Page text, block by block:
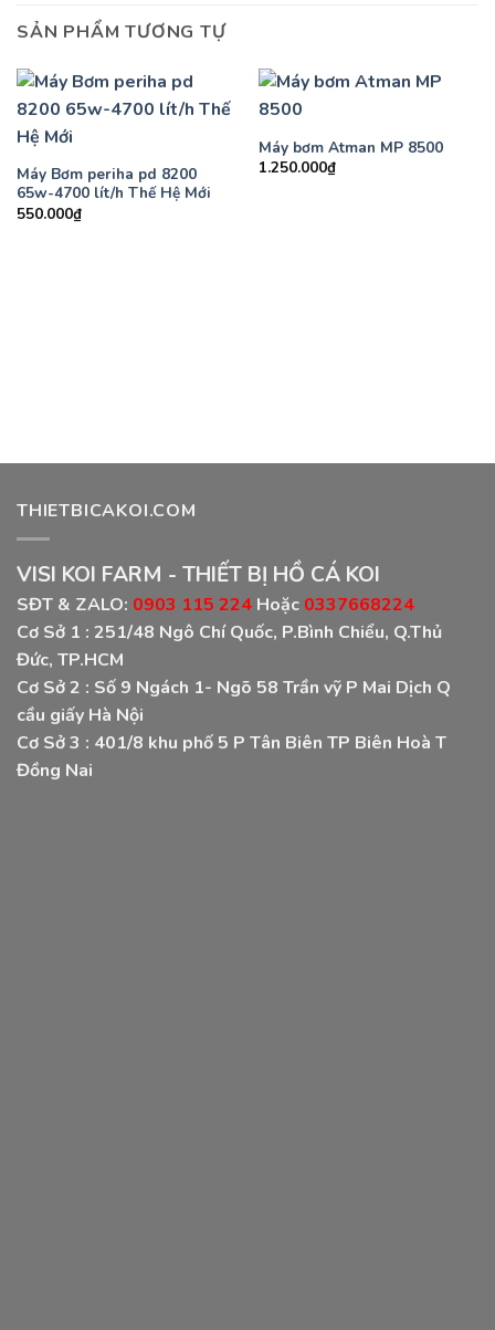
SẢN PHẨM TƯƠNG TỰ
Máy Bơm periha pd 8200
65w-4700 lít/h Thế Hệ Mới
550.000₫
Máy bơm Atman MP 8500
1.250.000₫
THIETBICAKOI.COM
VISI KOI FARM - THIẾT BỊ HỒ CÁ KOI
SĐT & ZALO: 0903 115 224 Hoặc 0337668224
Cơ Sở 1 : 251/48 Ngô Chí Quốc, P.Bình Chiểu, Q.Thủ
Đức, TP.HCM
Cơ Sở 2 : Số 9 Ngách 1- Ngõ 58 Trần vỹ P Mai Dịch Q
cầu giấy Hà Nội
Cơ Sở 3 : 401/8 khu phố 5 P Tân Biên TP Biên Hoà T
Đồng Nai